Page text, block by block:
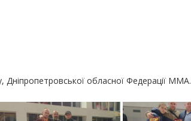
Дніпропетровської обласної Федерації ММА.